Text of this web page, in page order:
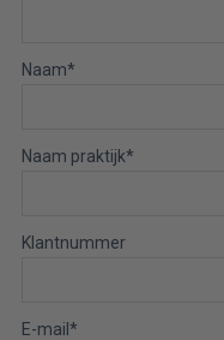
Naam*
Naam praktijk*
Klantnummer
E-mail *